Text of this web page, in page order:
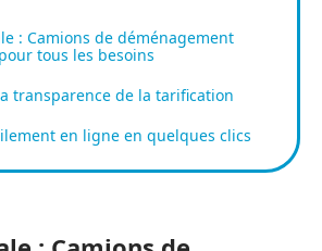
: Camions de déménagement
tous les besoins
transparence de la tarification
en ligne en quelques clics